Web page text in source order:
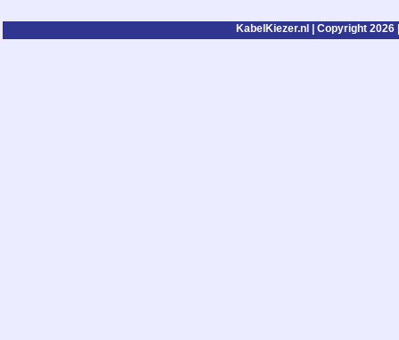
KabelKiezer.nl | Copyright 2026